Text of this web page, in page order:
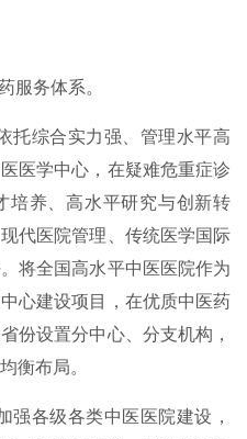
服务体系。
托综合实力强、管理水平高
医学中心，在疑难危重症诊
培养、高水平研究与创新转
代医院管理、传统医学国际
将全国高水平中医医院作为
心建设项目，在优质中医药
份设置分中心、分支机构，
衡布局。
强各级各类中医医院建设，